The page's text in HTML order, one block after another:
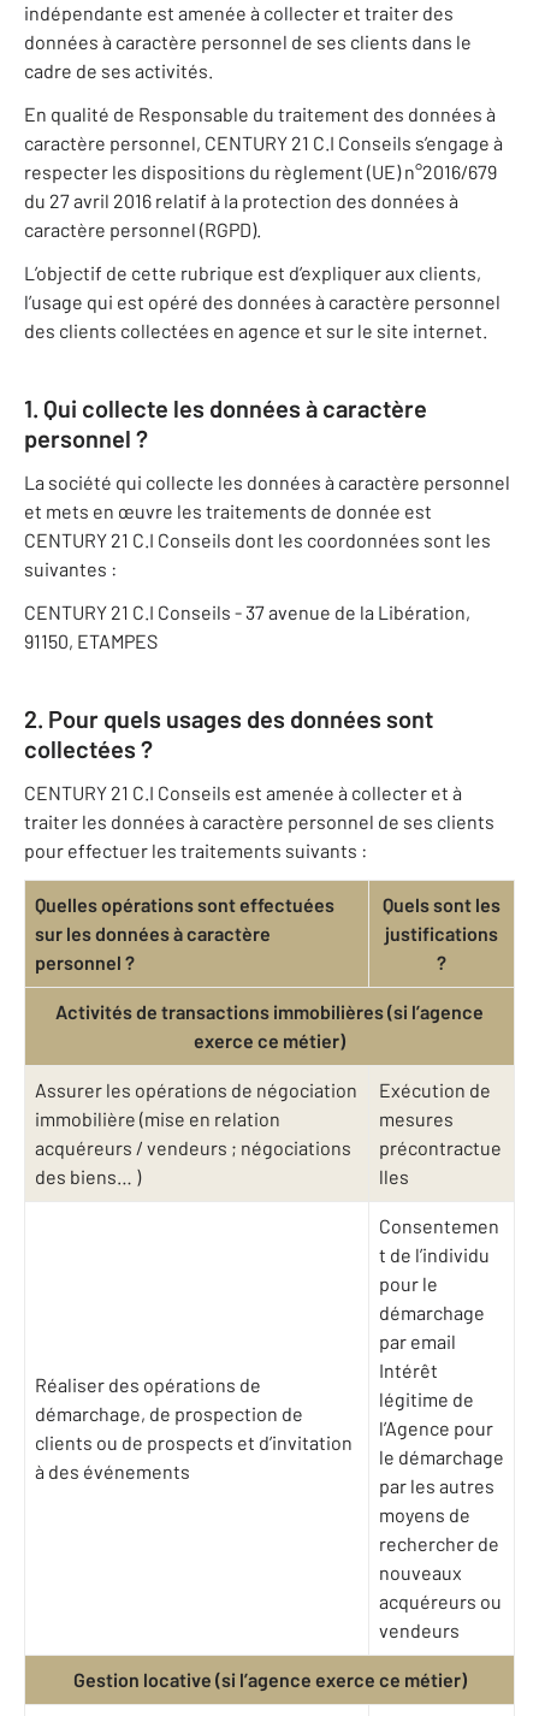
indépendante est amenée à collecter et traiter des
données à caractère personnel de ses clients dans le
cadre de ses activités.
En qualité de Responsable du traitement des données à
caractère personnel, CENTURY 21 C.I Conseils s’engage à
respecter les dispositions du règlement (UE) n°2016/679
du 27 avril 2016 relatif à la protection des données à
caractère personnel (RGPD).
L’objectif de cette rubrique est d’expliquer aux clients,
l’usage qui est opéré des données à caractère personnel
des clients collectées en agence et sur le site internet.
1. Qui collecte les données à caractère
personnel ?
La société qui collecte les données à caractère personnel
et mets en œuvre les traitements de donnée est
CENTURY 21 C.I Conseils dont les coordonnées sont les
suivantes :
CENTURY 21 C.I Conseils - 37 avenue de la Libération,
91150, ETAMPES
2. Pour quels usages des données sont
collectées ?
CENTURY 21 C.I Conseils est amenée à collecter et à
traiter les données à caractère personnel de ses clients
pour effectuer les traitements suivants :
Quelles opérations sont effectuées
sur les données à caractère
personnel ?
Quels sont les
justifications
?
Activités de transactions immobilières (si l’agence
exerce ce métier)
Assurer les opérations de négociation
immobilière (mise en relation
acquéreurs / vendeurs ; négociations
des biens… )
Exécution de
mesures
précontractue
lles
Réaliser des opérations de
démarchage, de prospection de
clients ou de prospects et d’invitation
à des événements
Consentemen
t de l’individu
pour le
démarchage
par email
Intérêt
légitime de
l’Agence pour
le démarchage
par les autres
moyens de
rechercher de
nouveaux
acquéreurs ou
vendeurs
Gestion locative (si l’agence exerce ce métier)